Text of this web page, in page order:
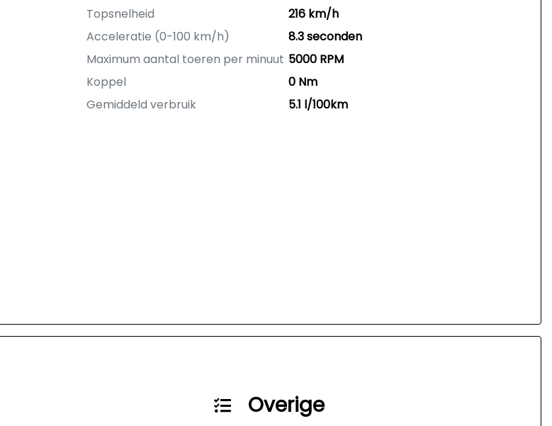
Topsnelheid
216 km/h
Acceleratie (0-100 km/h)
8.3 seconden
Maximum aantal toeren per minuut 5000 RPM
Koppel
0 Nm
Gemiddeld verbruik
5.1 l/100km
Overige